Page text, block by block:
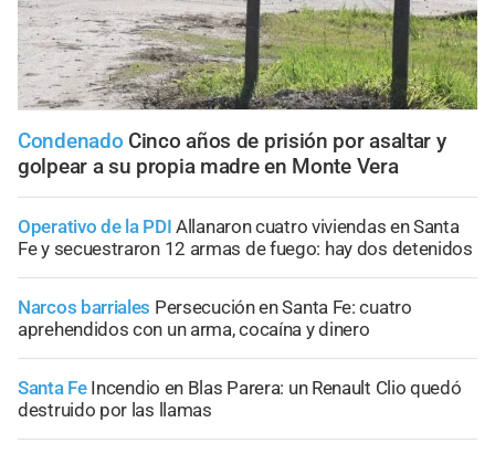
Condenado Cinco años de prisión por asaltar y
golpear a su propia madre en Monte Vera
Operativo de la PDI Allanaron cuatro viviendas en Santa
Fe y secuestraron 12 armas de fuego: hay dos detenidos
Narcos barriales Persecución en Santa Fe: cuatro
aprehendidos con un arma, cocaína y dinero
Santa Fe Incendio en Blas Parera: un Renault Clio quedó
destruido por las llamas